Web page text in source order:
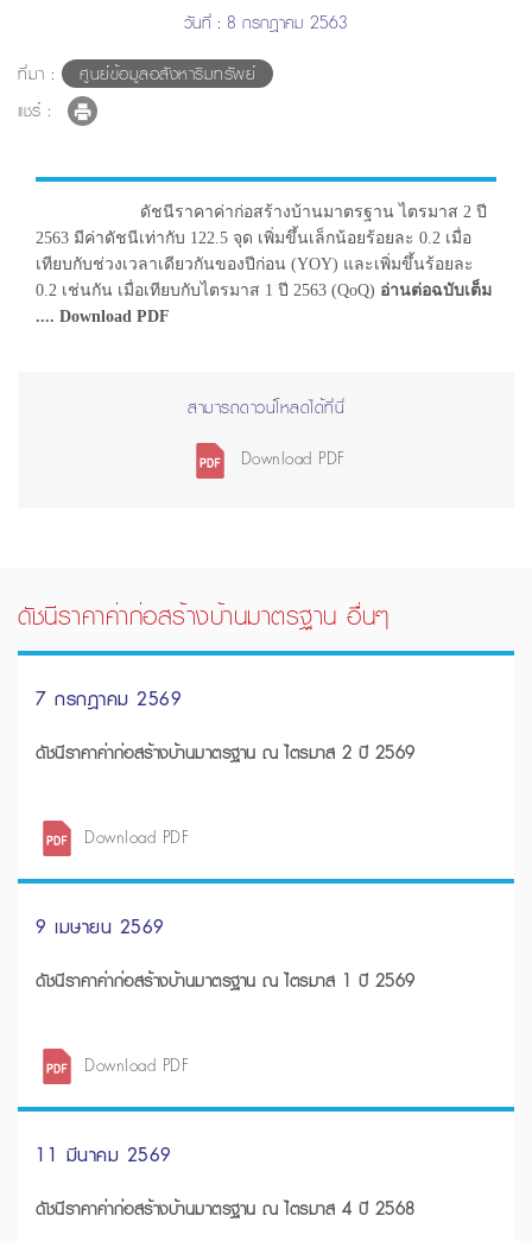
วันที่ : 8 กรกฎาคม 2563
ที่มา :
ศูนย์ข้อมูลอสังหาริมทรัพย์
แชร์ :
ดัชนีราคาค่าก่อสร้างบ้านมาตรฐาน ไตรมาส 2 ปี
2563 มีค่าดัชนีเท่ากับ 122.5 จุด เพิ่มขึ้นเล็กน้อยร้อยละ 0.2 เมื่อ
เทียบกับช่วงเวลาเดียวกันของปีก่อน (YOY) และเพิ่มขึ้นร้อยละ
0.2 เช่นกัน เมื่อเทียบกับไตรมาส 1 ปี 2563 (QoQ) อ่านต่อฉบับเต็ม
.... Download PDF
สามารถดาวน์โหลดได้ที่นี่
Download PDF
ดัชนีราคาค่าก่อสร้างบ้านมาตรฐาน อื่นๆ
7 กรกฎาคม 2569
ดัชนีราคาค่าก่อสร้างบ้านมาตรฐาน ณ ไตรมาส 2 ปี 2569
Download PDF
9 เมษายน 2569
ดัชนีราคาค่าก่อสร้างบ้านมาตรฐาน ณ ไตรมาส 1 ปี 2569
Download PDF
11 มีนาคม 2569
ดัชนีราคาค่าก่อสร้างบ้านมาตรฐาน ณ ไตรมาส 4 ปี 2568